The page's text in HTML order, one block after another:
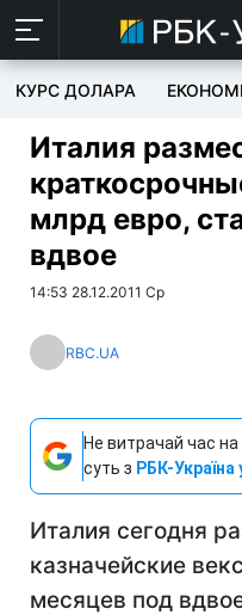
КУРС ДОЛАРА
Италия
млрд евро,
вдвое
14:53 28.12.2011 Ср
RBC.UA
Не витрачай час
суть з РБК-Україна
Италия сегодня
казначейские
месяцев под